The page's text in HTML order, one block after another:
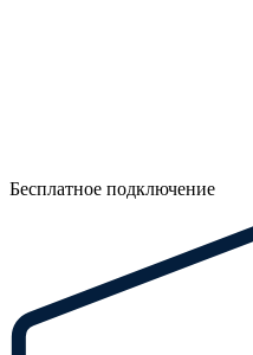
Бесплатное подключение